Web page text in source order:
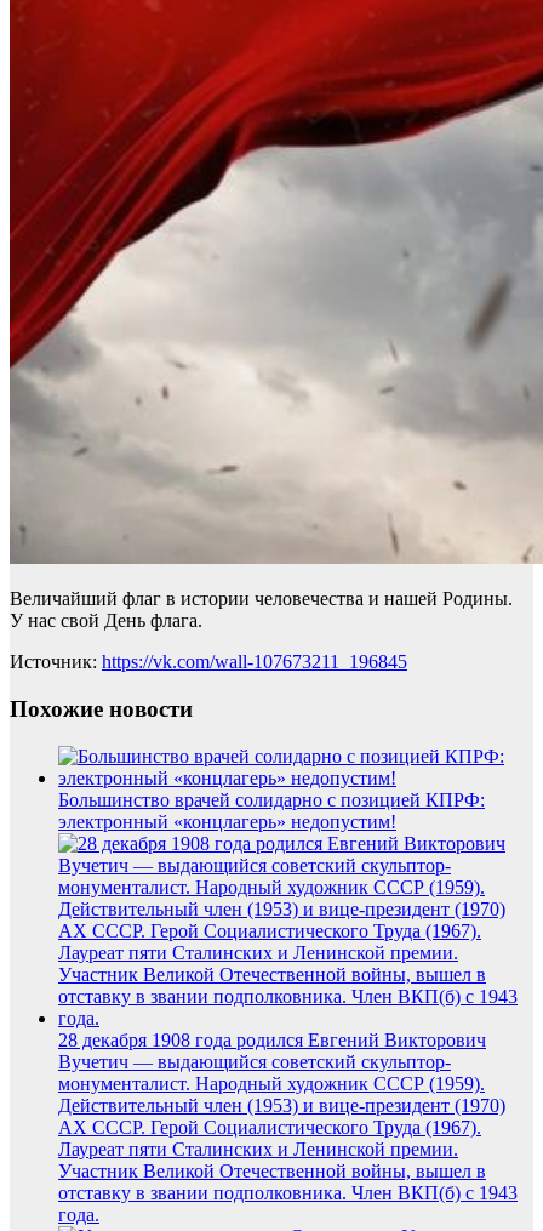
Величайший флаг в истории человечества и нашей Родины.
У нас свой День флага.
Источник: https://vk.com/wall-107673211_196845
Похожие новости
Большинство врачей солидарно с позицией КПРФ:
электронный «концлагерь» недопустим!
28 декабря 1908 года родился Евгений Викторович
Вучетич — выдающийся советский скульптор-
монументалист. Народный художник СССР (1959).
Действительный член (1953) и вице-президент (1970)
АХ СССР. Герой Социалистического Труда (1967).
Лауреат пяти Сталинских и Ленинской премии.
Участник Великой Отечественной войны, вышел в
отставку в звании подполковника. Член ВКП(б) с 1943
года.